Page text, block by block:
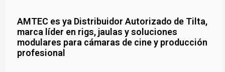
AMTEC es ya Distribuidor Autorizado de Tilta,
marca líder en rigs, jaulas y soluciones
modulares para cámaras de cine y producción
profesional